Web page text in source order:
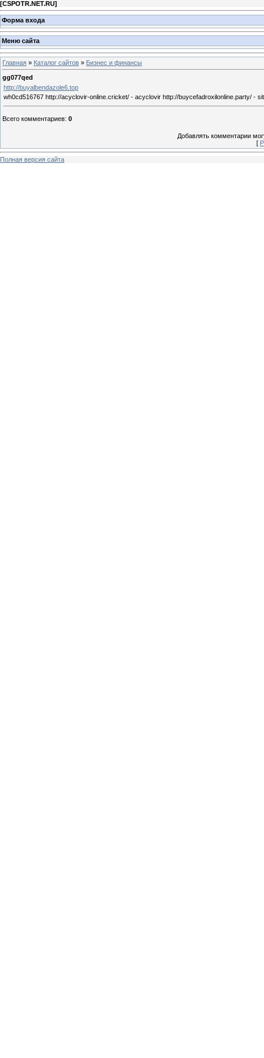
[CSPOTR.NET.RU]
Форма входа
Меню сайта
Главная » Каталог сайтов » Бизнес и финансы
gg077qed
http://buyalbendazole6.top
wh0cd516767 http://acyclovir-online.cricket/ - acyclovir http://buycefadroxilonline.party/ -
Всего комментариев: 0
Добавлять комментарии
[
Полная версия сайта